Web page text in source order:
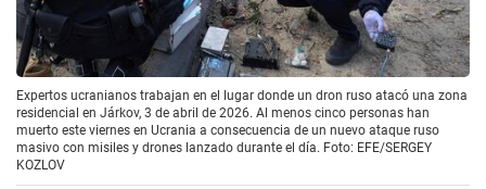
Expertos ucranianos trabajan en el lugar donde un dron ruso atacó una zona
residencial en Járkov, 3 de abril de 2026. Al menos cinco personas han
muerto este viernes en Ucrania a consecuencia de un nuevo ataque ruso
masivo con misiles y drones lanzado durante el día. Foto: EFE/SERGEY
KOZLOV